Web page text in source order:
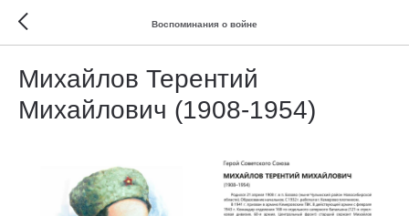
Воспоминания о войне
Михайлов Терентий
Михайлович (1908-1954)